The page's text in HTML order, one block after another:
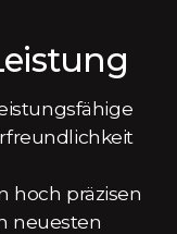
hoch präzisen
neuesten